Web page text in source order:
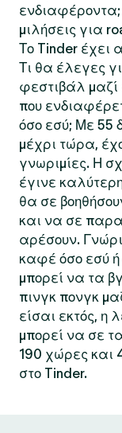
μιλήσεις για
Το Tinder έχει
Τι θα έλεγες
φεστιβάλ
που
όσο εσύ; Με 55
μέχρι τώρα,
γνωριμίες. Η
έγινε
θα σε
και να σε
αρέσουν.
καφέ όσο εσύ
μπορεί να τα
πινγκ πονγκ
είσαι εκτός, η
μπορεί να σε
190 χώρες και
στο Tinder.